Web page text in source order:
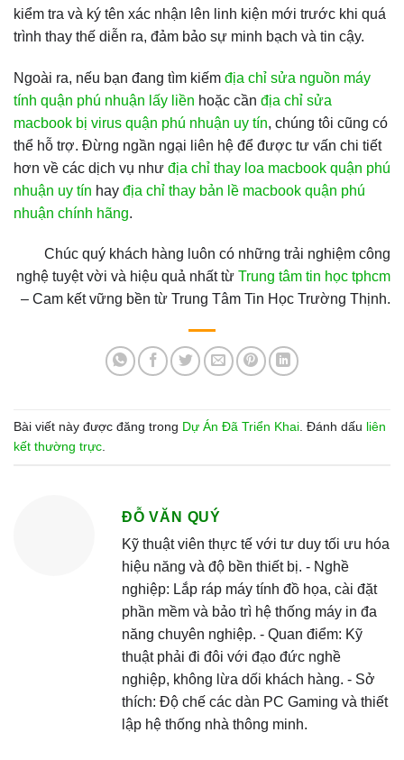
kiểm tra và ký tên xác nhận lên linh kiện mới trước khi quá
trình thay thế diễn ra, đảm bảo sự minh bạch và tin cậy.
Ngoài ra, nếu bạn đang tìm kiếm địa chỉ sửa nguồn máy
tính quận phú nhuận lấy liền hoặc cần địa chỉ sửa
macbook bị virus quận phú nhuận uy tín, chúng tôi cũng có
thể hỗ trợ. Đừng ngần ngại liên hệ để được tư vấn chi tiết
hơn về các dịch vụ như địa chỉ thay loa macbook quận phú
nhuận uy tín hay địa chỉ thay bản lề macbook quận phú
nhuận chính hãng.
Chúc quý khách hàng luôn có những trải nghiệm công
nghệ tuyệt vời và hiệu quả nhất từ Trung tâm tin học tphcm
– Cam kết vững bền từ Trung Tâm Tin Học Trường Thịnh.
Bài viết này được đăng trong Dự Án Đã Triển Khai. Đánh dấu liên
kết thường trực.
ĐỖ VĂN QUÝ
Kỹ thuật viên thực tế với tư duy tối ưu hóa
hiệu năng và độ bền thiết bị. - Nghề
nghiệp: Lắp ráp máy tính đồ họa, cài đặt
phần mềm và bảo trì hệ thống máy in đa
năng chuyên nghiệp. - Quan điểm: Kỹ
thuật phải đi đôi với đạo đức nghề
nghiệp, không lừa dối khách hàng. - Sở
thích: Độ chế các dàn PC Gaming và thiết
lập hệ thống nhà thông minh.